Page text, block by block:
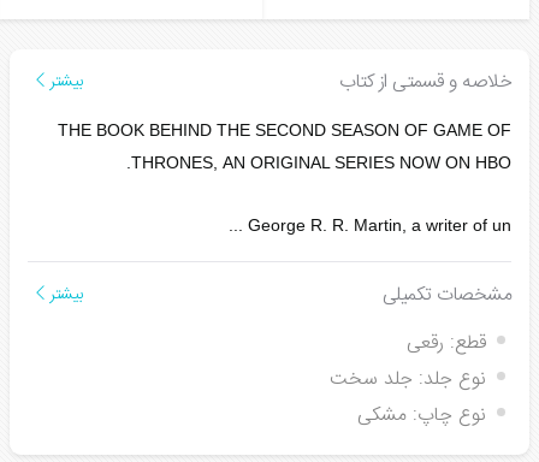
خلاصه و قسمتی از کتاب بیشتر
THE BOOK BEHIND THE SECOND SEASON OF GAME OF
THRONES, AN ORIGINAL SERIES NOW ON HBO.
George R. R. Martin, a writer of un
مشخصات تکمیلی بیشتر
قطع: رقعی
نوع جلد: جلد سخت
نوع چاپ: مشکی